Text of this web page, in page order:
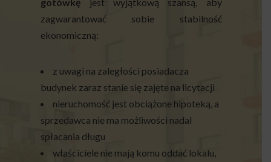
zagwarantować sobie stabilność
ekonomiczną:
z uwagi na zaległości posiadacza
budynek zaraz stanie się zajęte na licytacji
nieruchomość jest obciążone hipoteką, a
sprzedawca nie ma możliwości nadal
spłacania długu
właściciele nie mają komu oddać lokalu,